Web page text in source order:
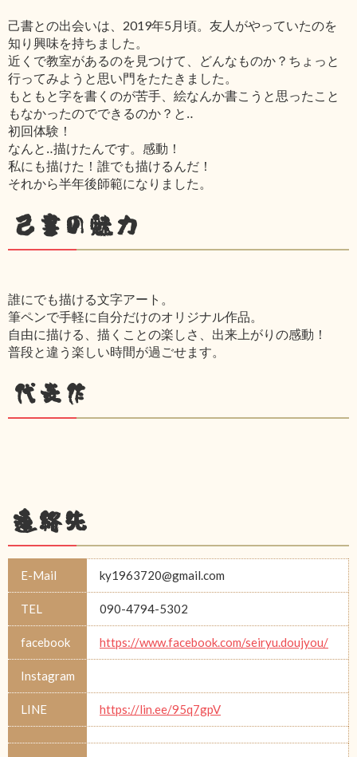
己書との出会いは、2019年5月頃。友人がやっていたのを
知り興味を持ちました。
近くで教室があるのを見つけて、どんなものか？ちょっと
行ってみようと思い門をたたきました。
もともと字を書くのが苦手、絵なんか書こうと思ったこと
もなかったのでできるのか？と‥
初回体験！
なんと‥描けたんです。感動！
私にも描けた！誰でも描けるんだ！
それから半年後師範になりました。
己書の魅力
誰にでも描ける文字アート。
筆ペンで手軽に自分だけのオリジナル作品。
自由に描ける、描くことの楽しさ、出来上がりの感動！
普段と違う楽しい時間が過ごせます。
代表作
連絡先
E-Mail ky1963720@gmail.com
TEL 090-4794-5302
facebook https://www.facebook.com/seiryu.doujyou/
Instagram
LINE https://lin.ee/95q7gpV